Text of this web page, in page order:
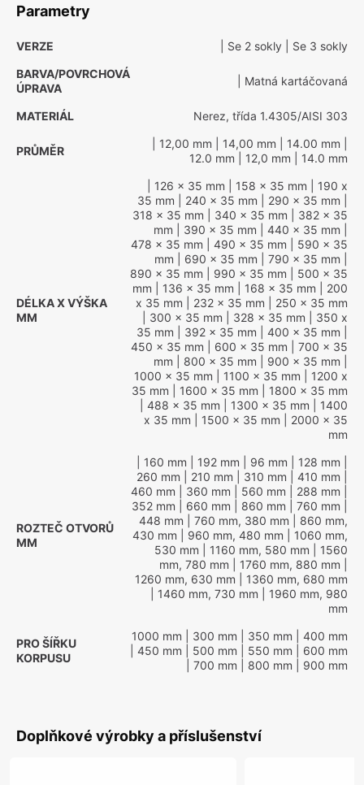
Parametry
VERZE | Se 2 sokly | Se 3 sokly
BARVA/POVRCHOVÁ
ÚPRAVA
| Matná kartáčovaná
MATERIÁL Nerez, třída 1.4305/AISI 303
PRŮMĚR
| 12,00 mm | 14,00 mm | 14.00 mm
12.0 mm | 12,0 mm | 14.0 mm
DÉLKA X VÝŠKA
MM
| 126 x 35 mm | 158 x 35 mm | 190 x
35 mm | 240 x 35 mm | 290 x 35 mm
318 x 35 mm | 340 x 35 mm | 382 x 35
mm | 390 x 35 mm | 440 x 35 mm
478 x 35 mm | 490 x 35 mm | 590 x 35
mm | 690 x 35 mm | 790 x 35 mm
890 x 35 mm | 990 x 35 mm | 500 x 35
mm | 136 x 35 mm | 168 x 35 mm | 200
x 35 mm | 232 x 35 mm | 250 x 35 mm
| 300 x 35 mm | 328 x 35 mm | 350 x
35 mm | 392 x 35 mm | 400 x 35 mm
450 x 35 mm | 600 x 35 mm | 700 x 35
mm | 800 x 35 mm | 900 x 35 mm
1000 x 35 mm | 1100 x 35 mm | 1200 x
35 mm | 1600 x 35 mm | 1800 x 35 mm
| 488 x 35 mm | 1300 x 35 mm | 1400
x 35 mm | 1500 x 35 mm | 2000 x 35
mm
ROZTEČ OTVORŮ
MM
| 160 mm | 192 mm | 96 mm | 128 mm
260 mm | 210 mm | 310 mm | 410 mm
460 mm | 360 mm | 560 mm | 288 mm
352 mm | 660 mm | 860 mm | 760 mm
448 mm | 760 mm, 380 mm | 860 mm,
430 mm | 960 mm, 480 mm | 1060 mm,
530 mm | 1160 mm, 580 mm | 1560
mm, 780 mm | 1760 mm, 880 mm
1260 mm, 630 mm | 1360 mm, 680 mm
| 1460 mm, 730 mm | 1960 mm, 980
mm
PRO ŠÍŘKU
KORPUSU
1000 mm | 300 mm | 350 mm | 400 mm
| 450 mm | 500 mm | 550 mm | 600 mm
| 700 mm | 800 mm | 900 mm
Doplňkové výrobky a příslušenství